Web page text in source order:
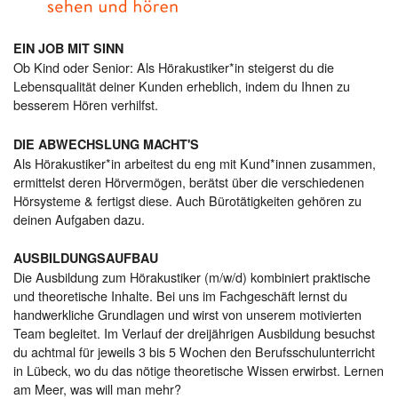
EIN JOB MIT SINN
Ob Kind oder Senior: Als Hörakustiker*in steigerst du die
Lebensqualität deiner Kunden erheblich, indem du Ihnen zu
besserem Hören verhilfst.
DIE ABWECHSLUNG MACHT'S
Als Hörakustiker*in arbeitest du eng mit Kund*innen zusammen,
ermittelst deren Hörvermögen, berätst über die verschiedenen
Hörsysteme & fertigst diese. Auch Bürotätigkeiten gehören zu
deinen Aufgaben dazu.
AUSBILDUNGSAUFBAU
Die Ausbildung zum Hörakustiker (m/w/d) kombiniert praktische
und theoretische Inhalte. Bei uns im Fachgeschäft lernst du
handwerkliche Grundlagen und wirst von unserem motivierten
Team begleitet. Im Verlauf der dreijährigen Ausbildung besuchst
du achtmal für jeweils 3 bis 5 Wochen den Berufsschulunterricht
in Lübeck, wo du das nötige theoretische Wissen erwirbst. Lernen
am Meer, was will man mehr?